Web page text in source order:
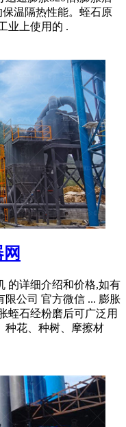
保温隔热性能。蛭石原
业上使用的 .
的详细介绍和价格,如有
公司 官方微信 ... 膨胀
蛭石经粉磨后可广泛用
种花、种树、摩擦材